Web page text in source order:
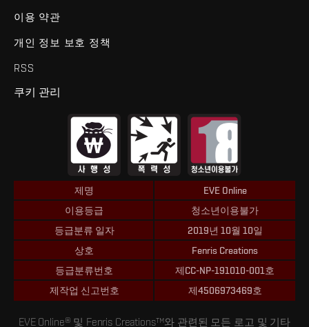
이용 약관
개인 정보 보호 정책
RSS
쿠키 관리
제명
EVE Online
이용등급
청소년이용불가
등급분류 일자
2019년 10월 10일
상호
Fenris Creations
등급분류번호
제CC-NP-191010-001호
제작업 신고번호
제4506973469호
EVE Online® 및 Fenris Creations™와 관련된 모든 로고 및 기타